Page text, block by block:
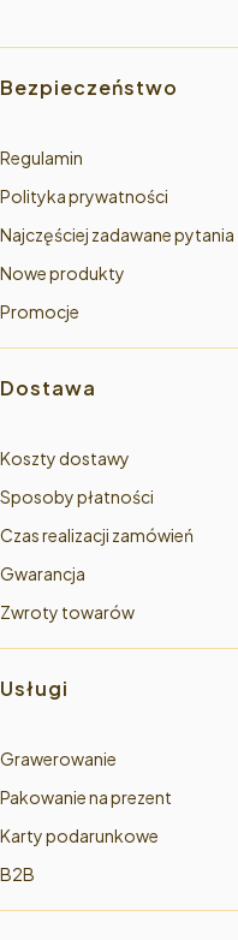
Linki w stopce
Bezpieczeństwo
Regulamin
Polityka prywatności
Najczęściej zadawane pytania
Nowe produkty
Promocje
Dostawa
Koszty dostawy
Sposoby płatności
Czas realizacji zamówień
Gwarancja
Zwroty towarów
Usługi
Grawerowanie
Pakowanie na prezent
Karty podarunkowe
B2B